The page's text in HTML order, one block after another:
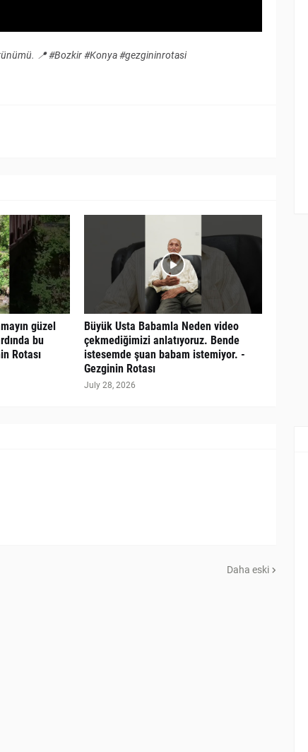
📍 #Bozkir #Konya #gezgininrotasi
güzel
bu
Rotası
Büyük Usta Babamla Neden video
çekmediğimizi anlatıyoruz. Bende
istesemde şuan babam istemiyor. -
Gezginin Rotası
July 28, 2026
Daha eski